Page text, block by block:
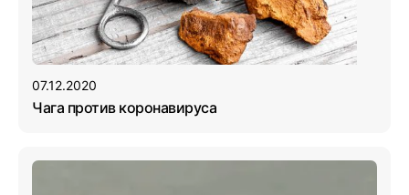
07.12.2020
Чага против коронавируса